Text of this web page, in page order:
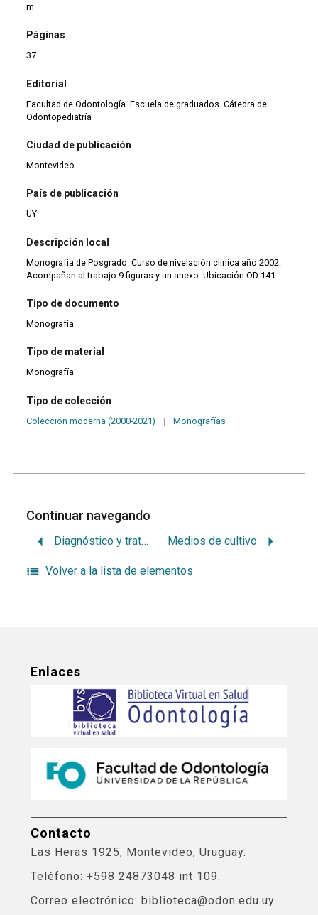
m
Páginas
37
Editorial
Facultad de Odontología. Escuela de graduados. Cátedra de
Odontopediatría
Ciudad de publicación
Montevideo
País de publicación
UY
Descripción local
Monografía de Posgrado. Curso de nivelación clínica año 2002.
Acompañan al trabajo 9 figuras y un anexo. Ubicación OD 141
Tipo de documento
Monografía
Tipo de material
Monografía
Tipo de colección
Colección moderna (2000-2021) | Monografías
Continuar navegando
Diagnóstico y tratamiento de las infecciones odontogénicas en Pediatría Medios de cultivo
Volver a la lista de elementos
Enlaces
Contacto
Las Heras 1925, Montevideo, Uruguay.
Teléfono: +598 24873048 int 109.
Correo electrónico: biblioteca@odon.edu.uy